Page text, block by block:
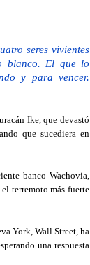
seres vivientes
blanco. El que lo
y para vencer.
Ike, que devastó
que sucediera en
banco Wachovia,
terremoto más fuerte
York, Wall Street, ha
una respuesta